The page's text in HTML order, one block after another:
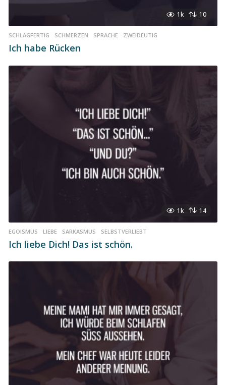
1k 10
SCHLAGFERTIG ,SCHMERZEN ,SPRACHE ,ZWEIDEUTIG
Ich habe Rücken
1k 14
EGOISMUS ,LIEBE ,SARKASMUS ,SELBSTVERLIEBT
Ich liebe Dich! Das ist schön.